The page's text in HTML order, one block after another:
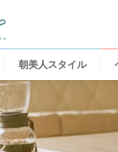
朝美人スタイル